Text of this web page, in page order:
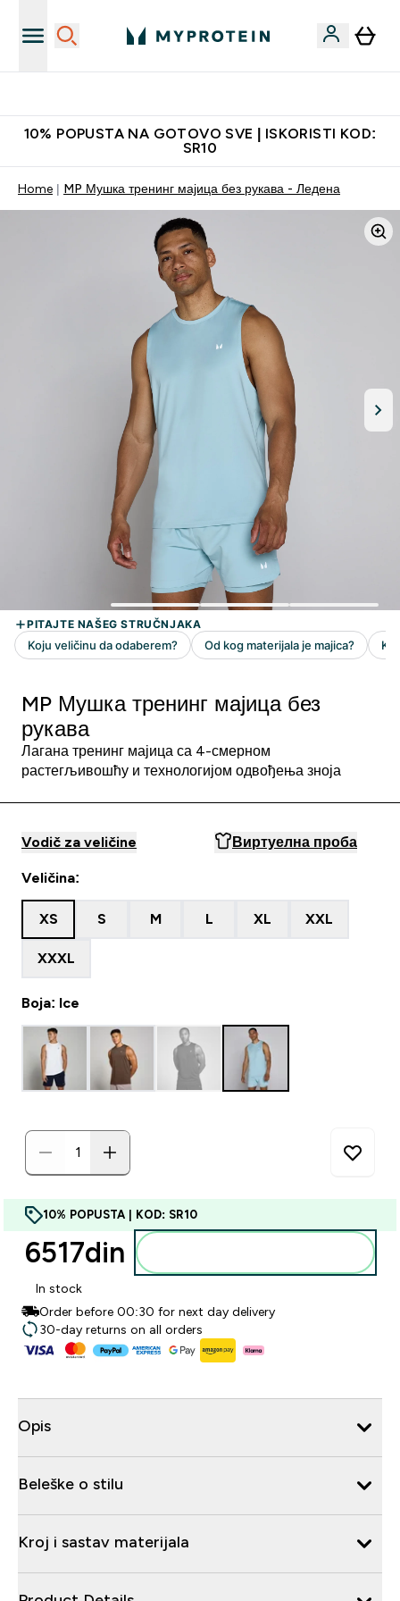
10% POPUSTA NA GOTOVO SVE | ISKORISTI KOD:
SR10
Home MP Мушка тренинг мајица без рукава - Ледена
MP Мушка тренинг мајица без
рукава
Лагана тренинг мајица са 4-смерном
растегљивошћу и технологијом одвођења зноја
Vodič za veličine Виртуелна проба
Veličina:
XS S M L XL XXL
XXXL
Boja: Ice
10% POPUSTA | KOD: SR10
6517din‎
In stock
Order before 00:30 for next day delivery
30-day returns on all orders
Opis
Beleške o stilu
Kroj i sastav materijala